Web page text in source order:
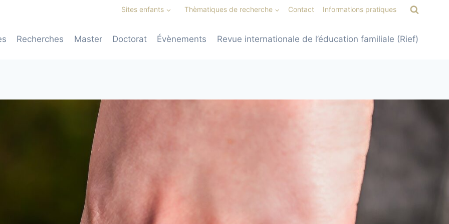
Sites enfants Thèmatiques de recherche Contact Informations pratiques
Recherches Master Doctorat Évènements Revue internationale de l’éducation familiale (Rief)